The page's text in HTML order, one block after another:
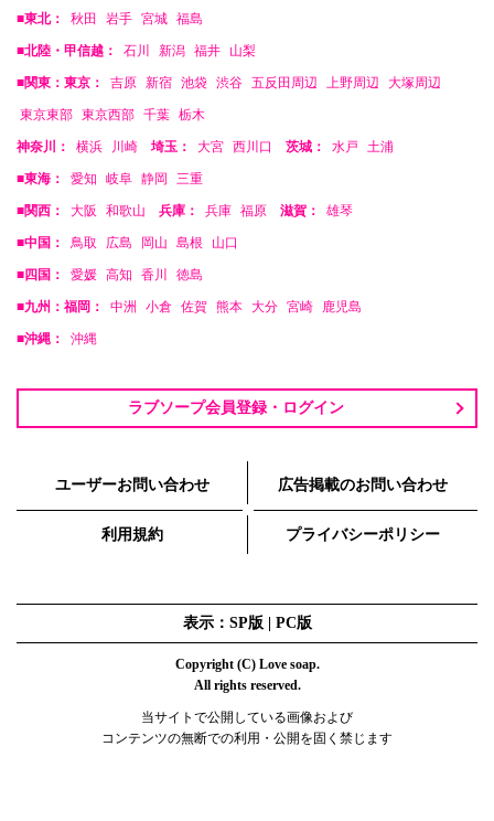
■東北： 秋田 岩手 宮城 福島
■北陸・甲信越： 石川 新潟 福井 山梨
■関東：東京： 吉原 新宿 池袋 渋谷 五反田周辺 上野周辺 大塚周辺
東京東部 東京西部 千葉 栃木
神奈川： 横浜 川崎 埼玉： 大宮 西川口 茨城： 水戸 土浦
■東海： 愛知 岐阜 静岡 三重
■関西： 大阪 和歌山 兵庫： 兵庫 福原 滋賀： 雄琴
■中国： 鳥取 広島 岡山 島根 山口
■四国： 愛媛 高知 香川 徳島
■九州：福岡： 中洲 小倉 佐賀 熊本 大分 宮崎 鹿児島
■沖縄： 沖縄
ラブソープ会員登録・ログイン
ユーザーお問い合わせ 広告掲載のお問い合わせ
利用規約 プライバシーポリシー
表示：SP版 | PC版
Copyright (C) Love soap.
All rights reserved.
当サイトで公開している画像および
コンテンツの無断での利用・公開を固く禁じます